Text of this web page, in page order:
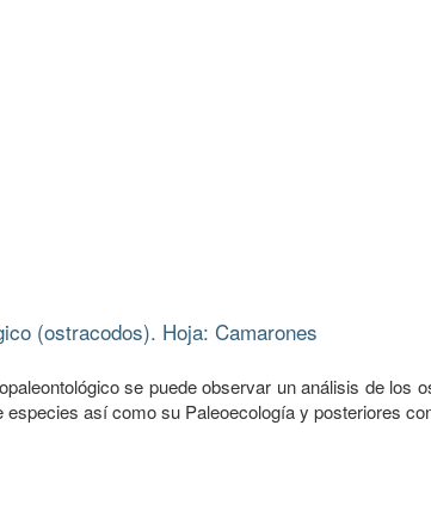
(ostracodos). Hoja: Camarones
se puede observar un análisis de los
especies así como su Paleoecología y posteriores